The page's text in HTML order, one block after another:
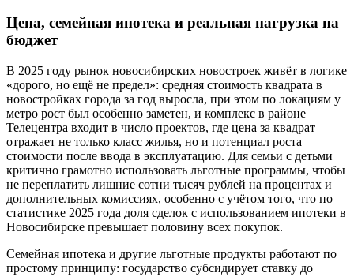
Цена, семейная ипотека и реальная нагрузка на
бюджет
В 2025 году рынок новосибирских новостроек живёт в логике
«дорого, но ещё не предел»: средняя стоимость квадрата в
новостройках города за год выросла, при этом по локациям у
метро рост был особенно заметен, и комплекс в районе
Телецентра входит в число проектов, где цена за квадрат
отражает не только класс жилья, но и потенциал роста
стоимости после ввода в эксплуатацию. Для семьи с детьми
критично грамотно использовать льготные программы, чтобы
не переплатить лишние сотни тысяч рублей на процентах и
дополнительных комиссиях, особенно с учётом того, что по
статистике 2025 года доля сделок с использованием ипотеки в
Новосибирске превышает половину всех покупок.
Семейная ипотека и другие льготные продукты работают по
простому принципу: государство субсидирует ставку до